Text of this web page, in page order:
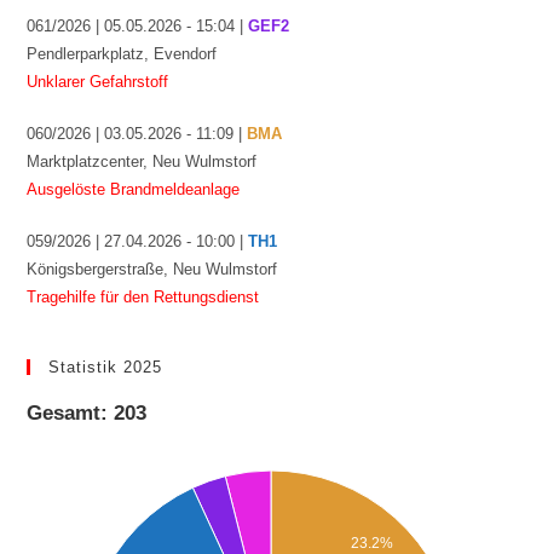
061/2026 | 05.05.2026 - 15:04 |GEF2
Pendlerparkplatz, Evendorf
Unklarer Gefahrstoff
060/2026 | 03.05.2026 - 11:09 |
BMA
Marktplatzcenter, Neu Wulmstorf
Ausgelöste Brandmeldeanlage
059/2026 | 27.04.2026 - 10:00 |TH1
Königsbergerstraße, Neu Wulmstorf
Tragehilfe für den Rettungsdienst
Statistik 2025
Gesamt: 203
23.2%